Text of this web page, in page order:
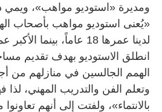
ومديرة «استوديو مواهب»، ويمي
«يُعنى استوديو مواهب بأصحاب
انطلق الاستوديو بهدف تقديم
الهمم الجالسين في منازلهم من
وتعلم الفن والتدريب المهني،
بالانتماء»، ولفتت إلى أنهم